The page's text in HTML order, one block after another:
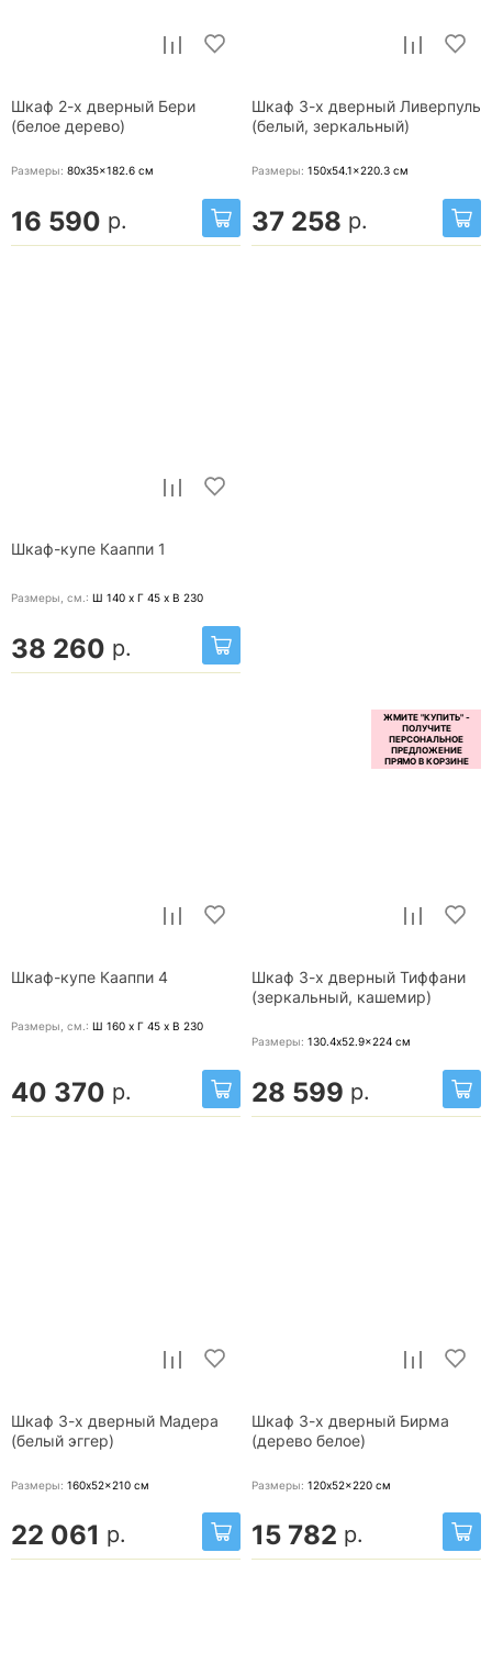
Шкаф 2-х дверный Бери
(белое дерево)
Размеры: 80x35x182.6 см
16 590 р.
Шкаф 3-х дверный Ливерпуль
(белый, зеркальный)
Размеры: 150x54.1x220.3 см
37 258 р.
Шкаф-купе Кааппи 1
Размеры, cм.: Ш 140 x Г 45 x В 230
38 260 р.
Шкаф-купе Кааппи 4
Размеры, cм.: Ш 160 x Г 45 x В 230
40 370 р.
Шкаф 3-х дверный Тиффани
(зеркальный, кашемир)
Размеры: 130.4x52.9x224 см
28 599 р.
Шкаф 3-х дверный Мадера
(белый эггер)
Размеры: 160x52x210 см
22 061 р.
Шкаф 3-х дверный Бирма
(дерево белое)
Размеры: 120x52x220 см
15 782 р.